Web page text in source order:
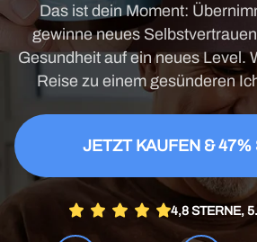
Das ist dein Moment:
gewinne neues
Gesundheit auf ein neues Level.
Reise zu einem gesünderen
JETZT KAUFEN & 47%
4,8 STERNE,